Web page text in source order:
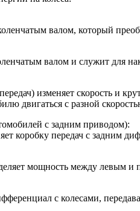
валом, который
валом и служит для
изменяет скорость и
двигаться с разной
с задним приводом):
коробку передач с задним
мощность между левым и
с колесами,